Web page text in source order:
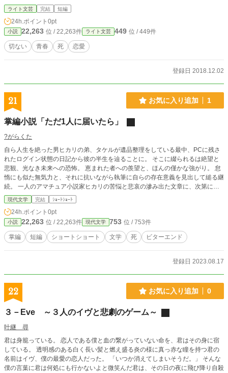
ライト文芸 完結 短編
24h.ポイント 0pt
小説 22,263 位 / 22,263件 ライト文芸 449 位 / 449件
切ない 青春 死 恋愛
登録日 2018.12.02
21 お気に入り追加 1
掌編小説「ただ1人に届いたら」
?がらくた
自ら人生を絶った男ヒカリの弟、タケルが遺品整理をしている最中、PCに残さ
れたログイン状態の日記から彼の半生を辿ることに。 そこに綴られるは絶望と
悲観、光なき未来への恐怖。 恵まれた者への羨望と、ほんの僅かな強がり。 怠
惰にも似た無気力と、それに抗いながら執筆に自らの存在意義を見出して縋る継
続。 一人のアマチュア小説家ヒカリの苦悩と悲哀の滲み出た文章に、次第にタ
ケルは……?! 以下、作者(?がらくた)からの注意書き 三人称一元視点の短編小
説。 拙作「異世界のジョン・ドウ 〜オールド・ハリー卿にかけて〜」に作中
作として利用予定。
現代文学 完結 ｼｮｰﾄｼｮｰﾄ
24h.ポイント 0pt
小説 22,263 位 / 22,263件 現代文学 753 位 / 753件
掌編 短編 ショートショート 文学 死 ビターエンド
登録日 2023.08.17
22 お気に入り追加 0
３－Eve ～３人のイヴと悲劇のゲーム～
叶継 尋
君は身籠っている。 恋人である僕と血の繋がっていない命を、君はその身に宿
している。 透明感のある白く長い髪と燃え盛る炎の様に真っ赤な瞳を持つ君の
名前はイヴ、僕の最愛の恋人だった。 「いつか消えてしまいそうだ。」 そんな
僕の言葉に君は何処にも行かないよと微笑んだ君は、その日の夜に飛び降り自殺